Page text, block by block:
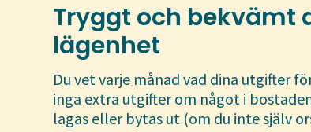
Tryggt och bekvämt
lägenhet
Du vet varje månad vad dina utgifter
inga extra utgifter om något i
lagas eller bytas ut (om du inte själv